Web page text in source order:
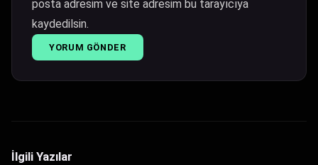
posta adresim ve site adresim bu tarayıcıya
kaydedilsin.
İlgili Yazılar